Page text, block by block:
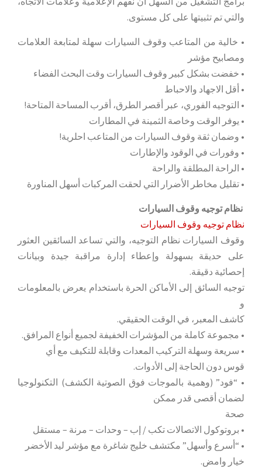
والتي تم تثبيتها على كل مستوى.
• خالية من المتاعب وقوف السيارات سهلة لمتابعة العلامات
ومصابيح مؤشر
• خفضت بشكل كبير وقوف السيارات وقت البحث الفضاء
• أقل الاجهاد والاحباط
• التوجيه الفوري، عبر أقصر الطرق، أقرب المساحة المتاحة!
• يوفر الوقت وخاصة الثمينة في المطارات
• وضمان ثقة وقوف السيارات من المتاعب احلرية!
• وفورات في الوقود والإطارات
• الراحة المطلقة والراحة
• تقليل مخاطر الأضرار التي لحقت المركبات أسهل المناورة
نظام توجيه وقوف السيارات
نظام توجيه وقوف السيارات
وقوف السيارات نظام التوجيه، والتي تساعد السائقين العثور
على حديقة بسهولة وإعطاء إدارة مراقبة جيدة وبيانات
إحصائية دقيقة.
توجيه السائق إلى الأماكن الحرة باستخدام يعرض بالمعلومات
و
كاشف المعبر، في الوقت الحقيقي.
• مجموعة كاملة من المؤشرات الخفيفة لجميع أنواع المرافق.
• سريعة وسهلة التركيب المعدات وقابلة للتكيف مع أي
قوس دون الحاجة إلى الأدوات.
• “فود” (وهمية بالموجات فوق الصوتية الكشف) التكنولوجيا
لضمان أقصى قدر ممكن
صحة
• بروتوكول الاتصالات تكب / إب – وحدات – مرنة – مستقل
• “أسرع وأسهل” مكتشف خليج شاغرة مع مؤشر ليد الأخضر
خيار وامض.